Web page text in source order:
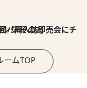
誌即売会にチャレンジ その2」
ームTOP